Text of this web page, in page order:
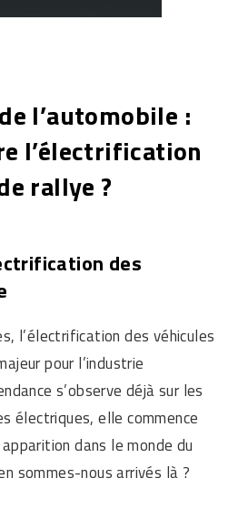
l’automobile :
l’électrification
rallye ?
des
l’électrification des véhicules
pour l’industrie
s’observe déjà sur les
électriques, elle commence
dans le monde du
sommes-nous arrivés là ?